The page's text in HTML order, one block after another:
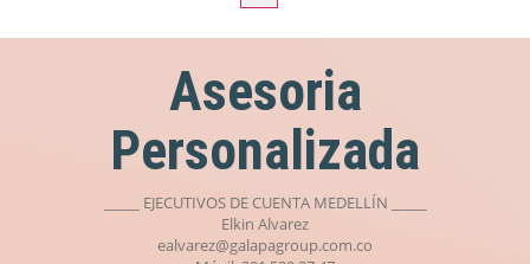
Asesoria
Personalizada
_____ EJECUTIVOS DE CUENTA MEDELLÍN _____
Elkin Alvarez
ealvarez@galapagroup.com.co